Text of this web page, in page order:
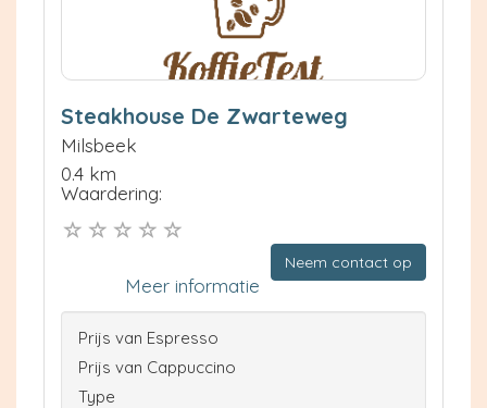
Steakhouse De Zwarteweg
Milsbeek
0.4 km
Waardering:
Neem contact op
Meer informatie
Prijs van Espresso
Prijs van Cappuccino
Type